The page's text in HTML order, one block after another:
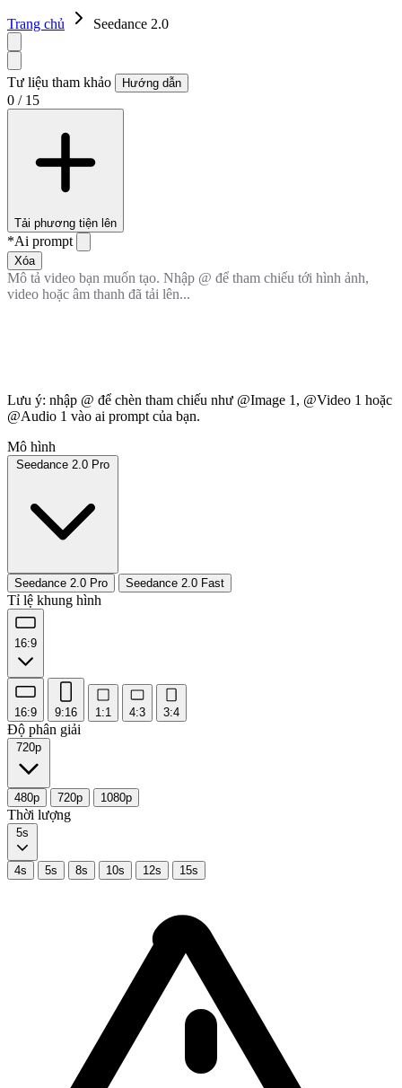
Trang chủ Seedance 2.0
Tư liệu tham khảo Hướng dẫn
0 / 15
Tải phương tiện lên
*Ai prompt
Xóa
Lưu ý: nhập @ để chèn tham chiếu như @Image 1, @Video 1 hoặc
@Audio 1 vào ai prompt của bạn.
Mô hình
Seedance 2.0 Pro
Seedance 2.0 Pro Seedance 2.0 Fast
Tỉ lệ khung hình
16:9
16:9 9:16 1:1 4:3 3:4
Độ phân giải
720p
480p 720p 1080p
Thời lượng
5s
4s 5s 8s 10s 12s 15s